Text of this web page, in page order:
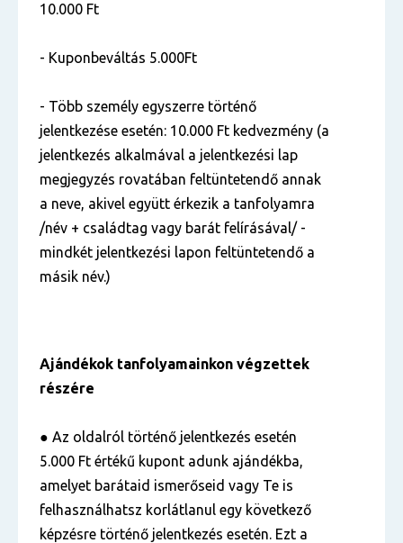
10.000 Ft
- Kuponbeváltás 5.000Ft
- Több személy egyszerre történő
jelentkezése esetén: 10.000 Ft kedvezmény (a
jelentkezés alkalmával a jelentkezési lap
megjegyzés rovatában feltüntetendő annak
a neve, akivel együtt érkezik a tanfolyamra
/név + családtag vagy barát felírásával/ -
mindkét jelentkezési lapon feltüntetendő a
másik név.)
Ajándékok tanfolyamainkon végzettek
részére
● Az oldalról történő jelentkezés esetén
5.000 Ft értékű kupont adunk ajándékba,
amelyet barátaid ismerőseid vagy Te is
felhasználhatsz korlátlanul egy következő
képzésre történő jelentkezés esetén. Ezt a